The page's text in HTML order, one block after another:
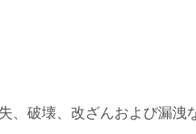
、破壊、改ざんおよび漏